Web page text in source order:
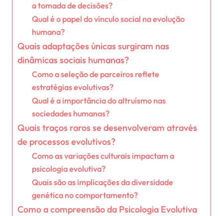
a tomada de decisões?
Qual é o papel do vínculo social na evolução
humana?
Quais adaptações únicas surgiram nas
dinâmicas sociais humanas?
Como a seleção de parceiros reflete
estratégias evolutivas?
Qual é a importância do altruísmo nas
sociedades humanas?
Quais traços raros se desenvolveram através
de processos evolutivos?
Como as variações culturais impactam a
psicologia evolutiva?
Quais são as implicações da diversidade
genética no comportamento?
Como a compreensão da Psicologia Evolutiva